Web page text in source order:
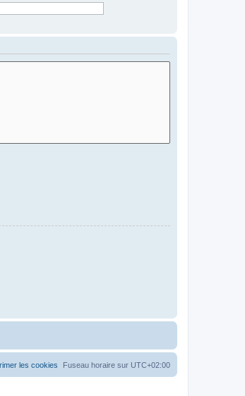
Fuseau horaire sur UTC+02:00
les cookies